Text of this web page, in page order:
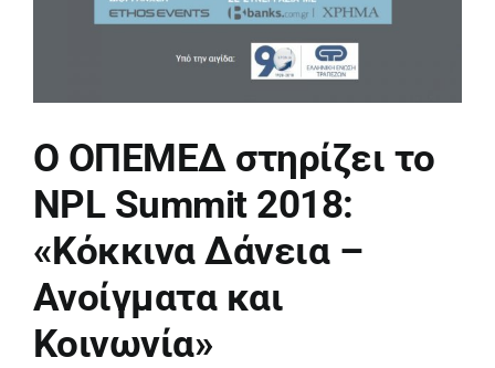
Ο ΟΠΕΜΕΔ στηρίζει το
NPL Summit 2018:
«Κόκκινα Δάνεια –
Ανοίγματα και
Κοινωνία»